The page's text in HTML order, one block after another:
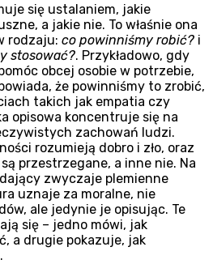
się ustalaniem, jakie
a jakie nie. To właśnie ona
rodzaju: co powinniśmy robić? i
stosować?. Przykładowo, gdy
obcej osobie w potrzebie,
że powinniśmy to zrobić,
takich jak empatia czy
opisowa koncentruje się na
zachowań ludzi.
rozumieją dobro i zło, oraz
przestrzegane, a inne nie. Na
zwyczaje plemienne
uznaje za moralne, nie
ale jedynie je opisując. Te
się – jedno mówi, jak
a drugie pokazuje, jak